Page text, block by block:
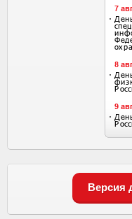
Версия